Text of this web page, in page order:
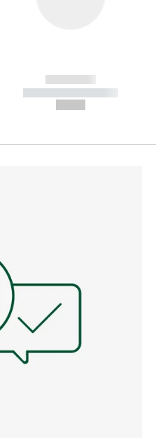
------------
----------- -----------